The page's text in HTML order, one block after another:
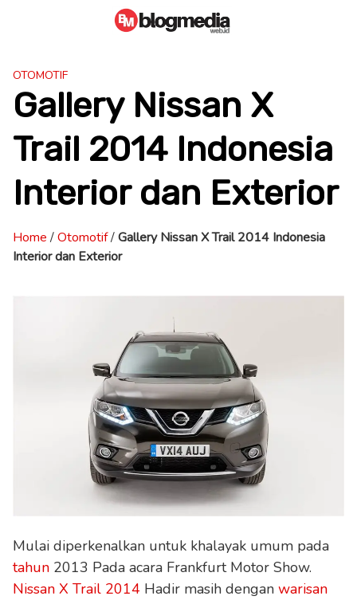
OTOMOTIF
Gallery Nissan X
Trail 2014 Indonesia
Interior dan Exterior
Home /Otomotif/Gallery Nissan X Trail 2014 Indonesia
Interior dan Exterior
Mulai diperkenalkan untuk khalayak umum pada
tahun 2013 Pada acara Frankfurt Motor Show.
Nissan X Trail 2014 Hadir masih dengan warisan